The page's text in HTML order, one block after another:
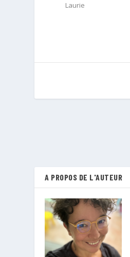
Laurie
A PROPOS DE L'AUTEUR